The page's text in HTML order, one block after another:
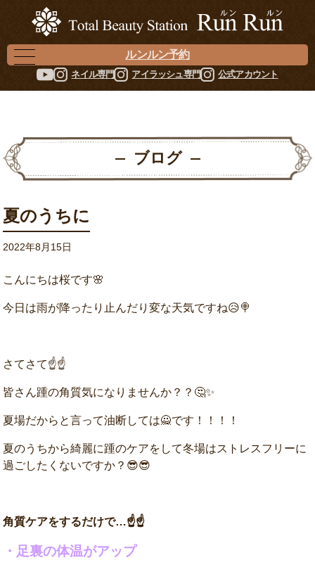
ルンルン予約
ネイル専門 アイラッシュ専門 公式アカウント
ブログ
夏のうちに
2022年8月15日
こんにちは桜です🌸
今日は雨が降ったり止んだり変な天気ですね😥🍭
さてさて☝☝
皆さん踵の角質気になりませんか？？🤔✨
夏場だからと言って油断しては🙅です！！！！
夏のうちから綺麗に踵のケアをして冬場はストレスフリーに
過ごしたくないですか？😎😎
角質ケアをするだけで…☝☝
・足裏の体温がアップ